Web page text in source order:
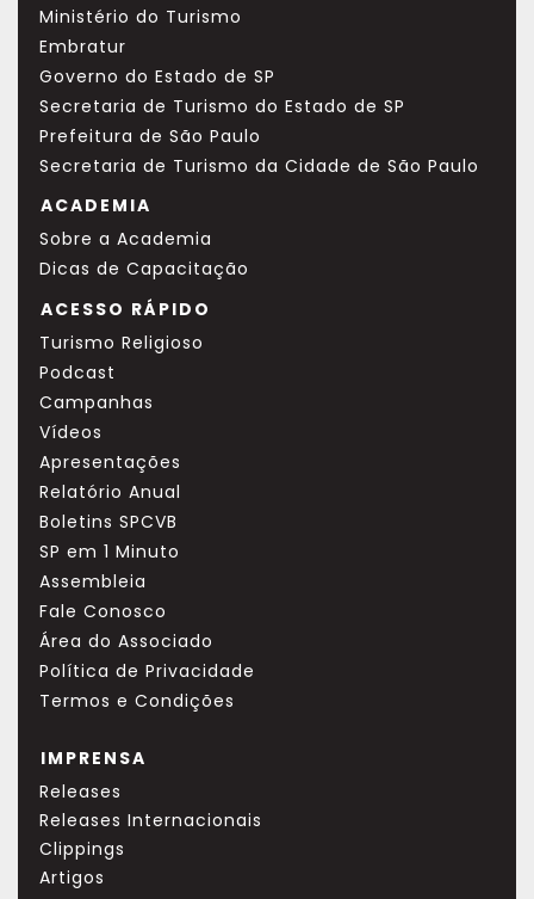
Ministério do Turismo
Embratur
Governo do Estado de SP
Secretaria de Turismo do Estado de SP
Prefeitura de São Paulo
Secretaria de Turismo da Cidade de São Paulo
ACADEMIA
Sobre a Academia
Dicas de Capacitação
ACESSO RÁPIDO
Turismo Religioso
Podcast
Campanhas
Vídeos
Apresentações
Relatório Anual
Boletins SPCVB
SP em 1 Minuto
Assembleia
Fale Conosco
Área do Associado
Política de Privacidade
Termos e Condições
IMPRENSA
Releases
Releases Internacionais
Clippings
Artigos